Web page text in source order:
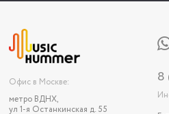
Офис в Москве:
метро ВДНХ,
ул 1-я Останкинская д. 55
8